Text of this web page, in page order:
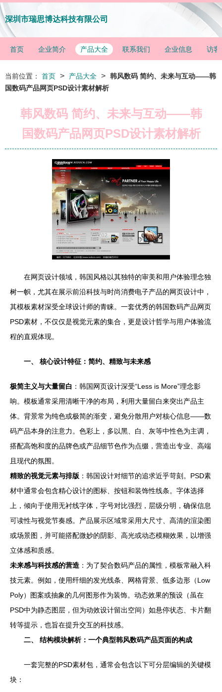
深圳市瑞思博达科技有限公司
首页 企业简介 产品大全 联系我们 企业信息 访客
当前位置： 首页 > 产品大全 > 韩风数码 简约、未来与互动——韩
国数码产品网页PSD设计素材解析
韩风数码 简约、未来与互动——韩
国数码产品网页PSD设计素材解析
在网页设计领域，韩国风格以其独特的审美和用户体验理念独
树一帜，尤其在展示前沿科技与时尚消费电子产品的网页设计中，
其模板素材深受全球设计师的青睐。一套优秀的韩国数码产品网页
PSD素材，不仅仅是视觉元素的集合，更是设计哲学与用户体验流
程的直观体现。
一、 核心设计特征：简约、精致与未来感
极简主义与大量留白 ：韩国网页设计深受“Less is More”理念影
响。模板通常采用清晰干净的布局，利用大量留白来突出产品主
体。背景常为纯色或极简的渐变，避免分散用户对核心信息——数
码产品本身的注意力。色彩上，多以黑、白、灰等中性色为主调，
搭配高饱和度的品牌色或产品细节色作为点缀，营造出专业、高端
且现代的氛围。
精致的视觉元素与排版 ：韩国设计对细节的追求近乎苛刻。PSD素
材中通常会包含精心设计的图标、按钮和装饰性线条。字体选择
上，倾向于使用无衬线字体，字号对比强烈，层级分明，确保信息
可读性与视觉节奏感。产品展示区域常采用大尺寸、高清的渲染图
或场景图，并可能搭配微妙的阴影、高光或动态模糊效果，以增强
立体感和质感。
未来感与科技感的营造 ：为了契合数码产品的属性，模板常融入科
技元素。例如，使用纤细的发光线条、网格背景、低多边形（Low
Poly）图案或抽象的几何图形作为装饰。动态效果的预设（虽在
PSD中为静态图层，但为动效设计留出空间）如悬停状态、卡片翻
转等提示，也旨在提升交互的科技感。
二、 结构模块解析：一个典型韩风数码产品页面的构成
一套完整的PSD素材包，通常会包含以下可分层编辑的关键模
块：